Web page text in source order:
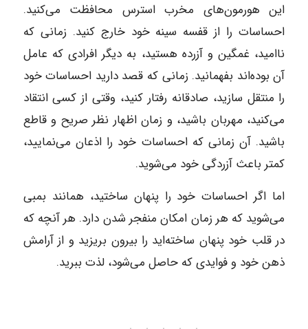
این هورمون‌های مخرب استرس محافظت می‌کنید.
احساسات را از قفسه سینه خود خارج کنید. زمانی که
ناامید، غمگین و آزرده هستید، به دیگر افرادی که عامل
آن بوده‌اند بفهمانید. زمانی که قصد دارید احساسات خود
را منتقل سازید، صادقانه رفتار کنید، وقتی از کسی انتقاد
می‌کنید، مهربان باشید، و زمان اظهار نظر صریح و قاطع
باشید. آن زمانی که احساسات خود را اذعان می‌نمایید،
کمتر باعث آزردگی خود می‌شوید.
اما اگر احساسات خود را پنهان ساختید، همانند بمبی
می‌شوید که هر زمان امکان منفجر شدن دارد. هر آنچه که
در قلب خود پنهان ساخته‌اید را بیرون بریزید و از آرامش
ذهن خود و فوایدی که حاصل می‌شود، لذت ببرید.